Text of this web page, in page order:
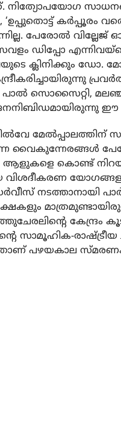
നിത്യോപയോഗ
‘ഉപ്പുതൊട്ട് കര്‍പ്പൂരം
പേരോല്‍
ഡിപ്പോ
ക്ലിനിക്കും ഡോ.
പാല്‍ സൊസൈറ്റി,
ഈ
വൈകുന്നേരങ്ങള്‍
ആളുകളെ കൊണ്ട്
വിശദീകരണ
നടത്താനായി
കേന്ദ്രം
സാമൂഹിക-രാഷ്ട്രീയ
പഴയകാല